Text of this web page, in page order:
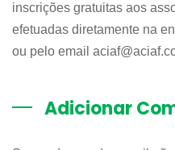
inscrições gratuitas aos
efetuadas diretamente na
ou pelo email
Adicionar